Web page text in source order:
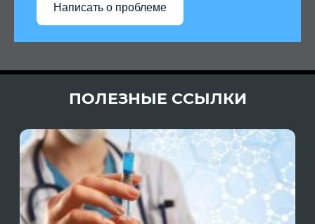
Написать о проблеме
ПОЛЕЗНЫЕ ССЫЛКИ